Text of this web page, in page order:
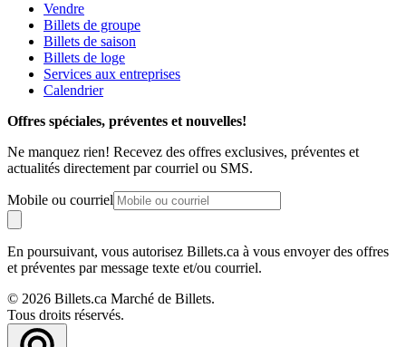
Vendre
Billets de groupe
Billets de saison
Billets de loge
Services aux entreprises
Calendrier
Offres spéciales, préventes et nouvelles!
Ne manquez rien! Recevez des offres exclusives, préventes et
actualités directement par courriel ou SMS.
Mobile ou courriel
En poursuivant, vous autorisez Billets.ca à vous envoyer des offres
et préventes par message texte et/ou courriel.
© 2026 Billets.ca Marché de Billets.
Tous droits réservés.